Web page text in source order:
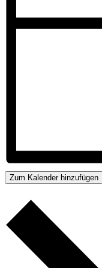
Zum Kalender hinzufügen